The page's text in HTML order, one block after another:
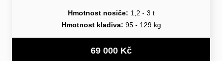
Hmotnost nosiče: 1,2 - 3 t
Hmotnost kladiva: 95 - 129 kg
69 000 Kč